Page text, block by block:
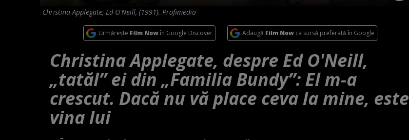
Christina Applegate, Ed O'Neill, (1991). Profimedia
Urmărește Film Nowîn Google Discover Adaugă Film Nowca sursă preferată în Google
Christina Applegate, despre Ed O'Neill,
„tatăl” ei din „Familia Bundy”: El m-a
crescut. Dacă nu vă place ceva la mine, este
vina lui